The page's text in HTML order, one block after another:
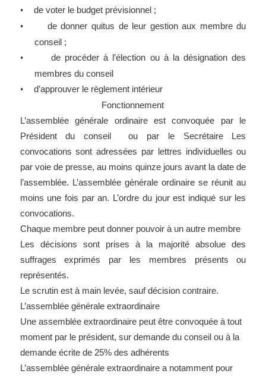
• de voter le budget prévisionnel ;
•
de donner quitus de leur gestion aux membre du
conseil ;
•
de procéder à l’élection ou à la désignation des
membres du conseil
•
d’approuver le règlement intérieur
Fonctionnement
L’assemblée générale ordinaire est convoquée par le
Président du conseil ou par le Secrétaire Les
convocations sont adressées par lettres individuelles ou
par voie de presse, au moins quinze jours avant la date de
l’assemblée. L’assemblée générale ordinaire se réunit au
moins une fois par an. L’ordre du jour est indiqué sur les
convocations.
Chaque membre peut donner pouvoir à un autre membre
Les décisions sont prises à la majorité absolue des
suffrages exprimés par les membres présents ou
représentés.
Le scrutin est à main levée, sauf décision contraire.
L’assemblée générale extraordinaire
Une assemblée extraordinaire peut être convoquée à tout
moment par le président, sur demande du conseil ou à la
demande écrite de 25% des adhérents
L’assemblée générale extraordinaire a notamment pour